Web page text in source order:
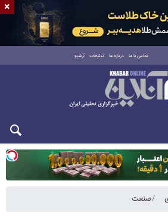
تماس با ما درباره ما تبلیغات آرشیو
صنعت
×